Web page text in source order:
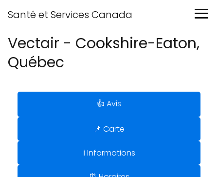
Santé et Services Canada
Vectair - Cookshire-Eaton,
Québec
👍 Avis
📌 Carte
ℹ️ Informations